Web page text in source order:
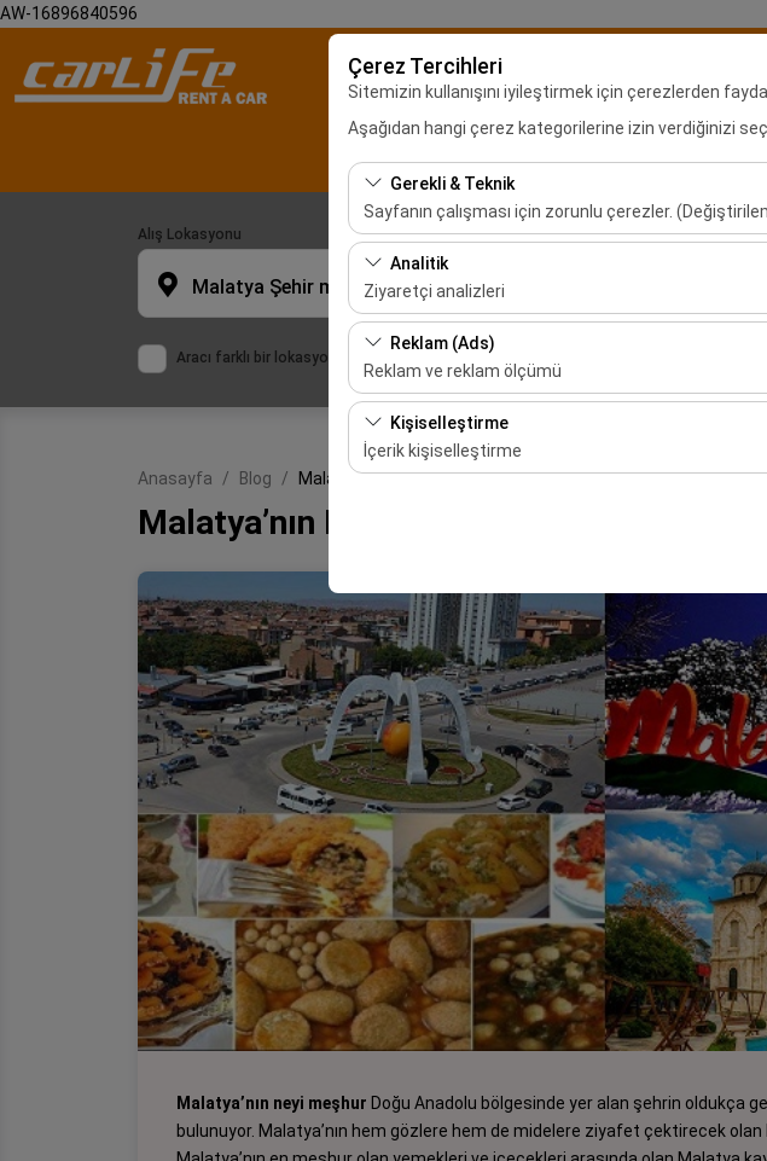
AW-16896840596
Çerez Tercihleri
Sitemizin kullanışını iyileştirmek için çerezlerden
Aşağıdan hangi çerez kategorilerine izin verdiğinizi
Gerekli & Teknik
Sayfanın çalışması için zorunlu çerezler.
Bu çerezler sitenin doğru şekilde çalışması,
bırakılamaz.
Analitik
Ziyaretçi analizleri
Bu çerezler, sitemizin nasıl kullanıldığını (ziyaretçi
etmemizi sağlar. Bu veriler, web sitesi performansını
Reklam (Ads)
Reklam ve reklam ölçümü
Bu çerezler, size ilgi alanlarınıza uygun
etkinliğini (gösterim sayısı, tıklama oranı) ölçmemize
Kişiselleştirme
İçerik kişiselleştirme
deneyiminizin tutarlılığını ve sürekliliğini sağlamak
Malatya Araç Kiralama Kiralama
Alış Lokasyonu
Malatya Şehir merkezi
Aracı farklı bir lokasyona bırakacağım
Alış Tarih & Saat
Anasayfa Blog Malatya’nın Neyi Meşhur
Malatya’nın Neyi Meşhur
Malatya’nın neyi meşhur Doğu Anadolu bölgesinde yer alan şehrin oldukça
bulunuyor. Malatya’nın hem gözlere hem de midelere ziyafet çektirecek